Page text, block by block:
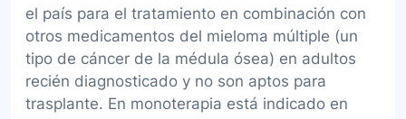
el país para el tratamiento en combinación con
otros medicamentos del mieloma múltiple (un
tipo de cáncer de la médula ósea) en adultos
recién diagnosticado y no son aptos para
trasplante. En monoterapia está indicado en